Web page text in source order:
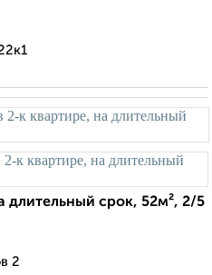
длительный срок, 52м², 2/5
2